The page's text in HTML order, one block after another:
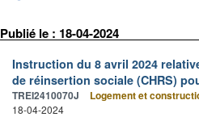
Publié le : 18-04-2024
Instruction du 8 avril 2024
de réinsertion sociale (CHRS)
TREI2410070J Logement et
18-04-2024